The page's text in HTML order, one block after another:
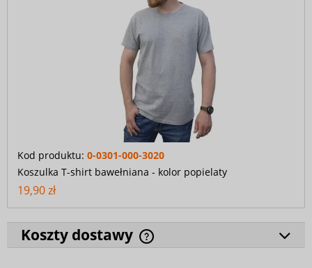
Kod produktu: 0-0301-000-3020
Koszulka T-shirt bawełniana - kolor popielaty
19,90 zł
Koszty dostawy